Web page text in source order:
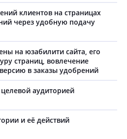
клиентов на страницах
через удобную подачу
на юзабилити сайта, его
страниц, вовлечение
в заказы удобрений
аудиторией
и её действий